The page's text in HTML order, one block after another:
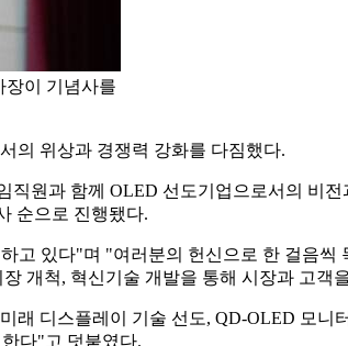
장이 기념사를
의 위상과 경쟁력 강화를 다짐했다.
원과 함께 OLED 선도기업으로서의 비
순으로 진행됐다.
고 있다"며 "여러분의 헌신으로 한 걸음
개척, 혁신기술 개발을 통해 시장과 고객
래 디스플레이 기술 선도, QD-OLED 모
다"고 덧붙였다.